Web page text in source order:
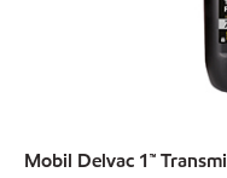
Mobil Delvac 1™